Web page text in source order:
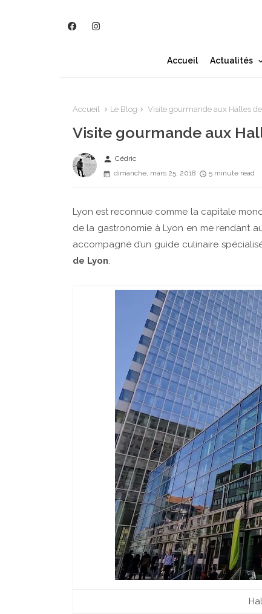
Accueil Actualités
Accueil Le Blog Visite gourmande aux Halles
Visite gourmande aux
person Cédric
dimanche, mars 25, 2018
5 minute read
Lyon est reconnue comme la capitale
de la gastronomie à Lyon en me rendant
accompagné d’un guide culinaire
de Lyon